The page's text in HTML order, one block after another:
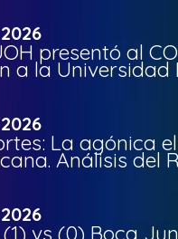
presentó al
a la Universidad
La agónica
Análisis del
(1) vs (0) Boca